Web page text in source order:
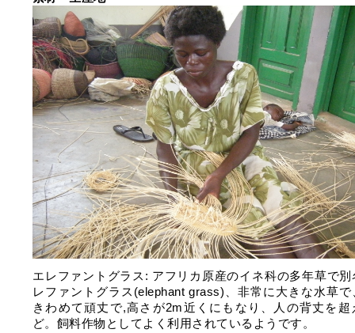
エレファントグラス: アフリカ原産のイネ科の多年草で別
レファントグラス(elephant grass)、非常に大きな水草で
きわめて頑丈で,高さが2m近くにもなり、人の背丈を超
ど。飼料作物としてよく利用されているようです。